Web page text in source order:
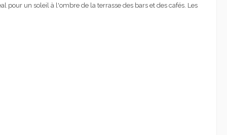
un soleil à l'ombre de la terrasse des bars et des cafés. Les